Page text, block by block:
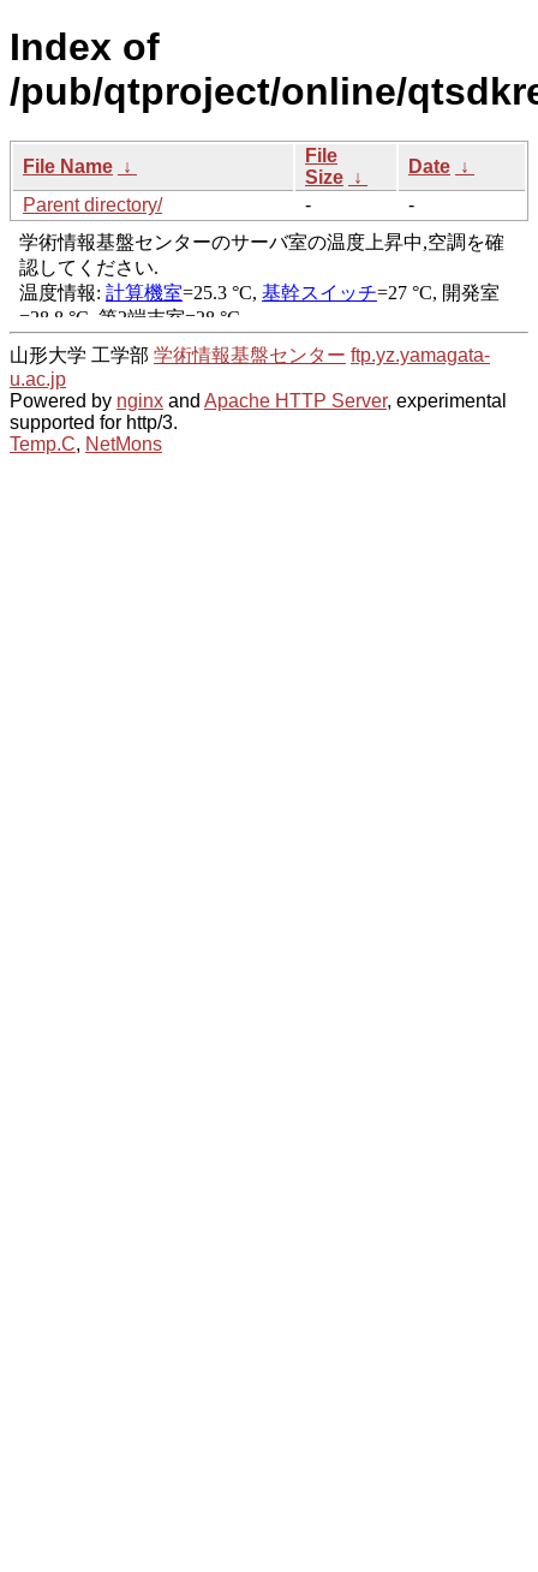
Index of
/pub/qtproject/online/
File Name ↓
File
Size ↓
Date ↓
Parent directory/
- -
山形大学 工学部 学術情報基盤センター ftp.yz.yamagata-
u.ac.jp
Powered by nginx and Apache HTTP Server, experimental
supported for http/3.
Temp.C, NetMons